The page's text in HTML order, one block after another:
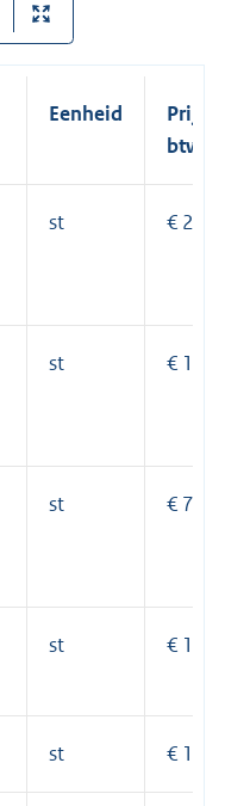
Eenheid
Prijs
btw
st €
st €
st €
st €
st €